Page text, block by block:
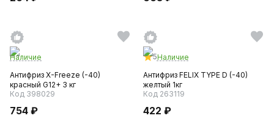
Наличие
Антифриз X-Freeze (-40)
красный G12+ 3 кг
Код 398029
754 ₽
5Наличие
Антифриз FELIX TYPE D (-40)
желтый 1кг
Код 263119
422 ₽